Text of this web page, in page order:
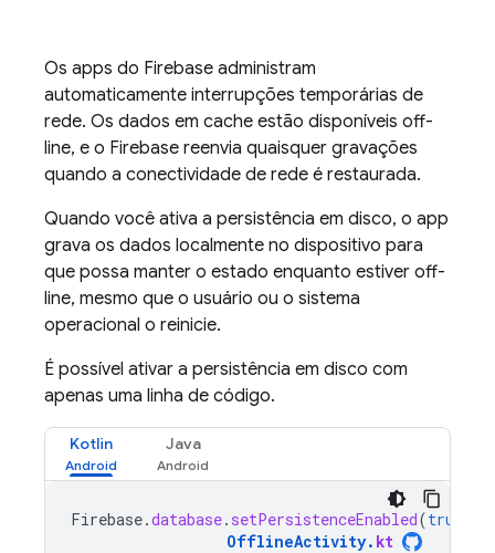
Os apps do Firebase administram
automaticamente interrupções temporárias de
rede. Os dados em cache estão disponíveis off-
line, e o Firebase reenvia quaisquer gravações
quando a conectividade de rede é restaurada.
Quando você ativa a persistência em disco, o app
grava os dados localmente no dispositivo para
que possa manter o estado enquanto estiver off-
line, mesmo que o usuário ou o sistema
operacional o reinicie.
É possível ativar a persistência em disco com
apenas uma linha de código.
Kotlin Java
Firebase.database. setPersistenceEnabled(true
OfflineActivity. kt